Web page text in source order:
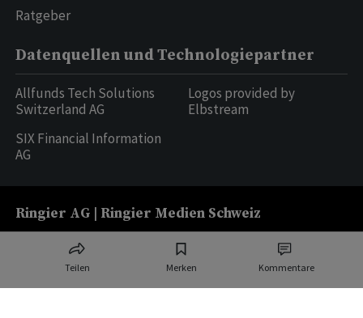
Teilen Merken Kommentare
Ratgeber
Datenquellen und Technologiepartner
Allfunds Tech Solutions
Switzerland AG
SIX Financial Information
AG
Logos provided by
Elbstream
Ringier AG | Ringier Medien Schweiz
weitere Publikationen